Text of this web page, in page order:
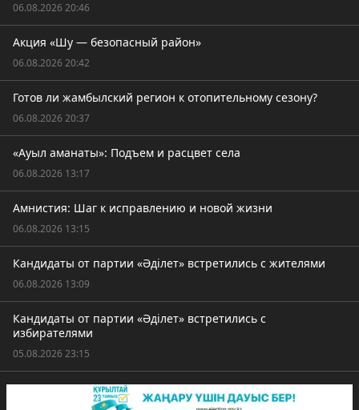
06.08.2026 20:46
Акция «Шу — безопасный район»
06.08.2026 20:42
Готов ли жамбылский регион к отопительному сезону?
06.08.2026 20:37
«Ауыл аманаты»: Подъем и расцвет села
06.08.2026 13:17
Амнистия: Шаг к исправлению и новой жизни
06.08.2026 13:15
Кандидаты от партии «Әділет» встретились с жителями
06.08.2026 13:09
Кандидаты от партии «Әділет» встретились с
избирателями
05.08.2026 23:15